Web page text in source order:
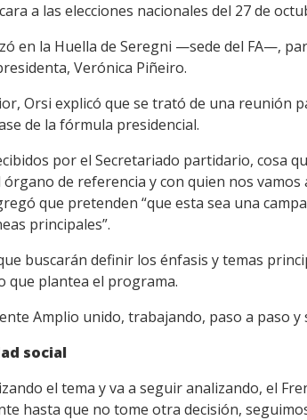
a las elecciones nacionales del 27 de
en la Huella de Seregni —sede del FA—,
Verónica Piñeiro.
Orsi explicó que se trató de una reunión
de la fórmula presidencial.
por el Secretariado partidario, cosa
de referencia y con quien nos vamos
que pretenden “que esta sea una
principales”.
buscarán definir los énfasis y temas
que plantea el programa.
Amplio unido, trabajando, paso a paso y
social
el tema y va a seguir analizando, el
hasta que no tome otra decisión,